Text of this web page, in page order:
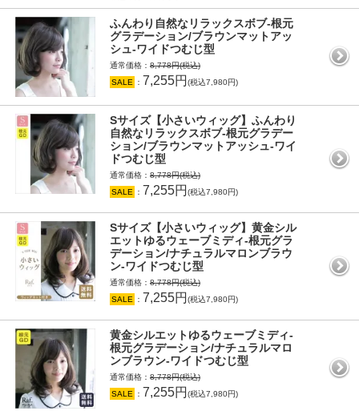
ふんわり自然なリラックスボブ-根元
グラデーション/ブラウンマットアッ
シュ-ワイドつむじ型
通常価格： 8,778円(税込)
SALE
： 7,255円 (税込7,980円)
Sサイズ【小さいウィッグ】ふんわり
自然なリラックスボブ-根元グラデー
ション/ブラウンマットアッシュ-ワイ
ドつむじ型
通常価格： 8,778円(税込)
SALE
： 7,255円 (税込7,980円)
Sサイズ【小さいウィッグ】黄金シル
エットゆるウェーブミディ-根元グラ
デーション/ナチュラルマロンブラウ
ン-ワイドつむじ型
通常価格： 8,778円(税込)
SALE
： 7,255円 (税込7,980円)
黄金シルエットゆるウェーブミディ-
根元グラデーション/ナチュラルマロ
ンブラウン-ワイドつむじ型
通常価格： 8,778円(税込)
SALE
： 7,255円 (税込7,980円)